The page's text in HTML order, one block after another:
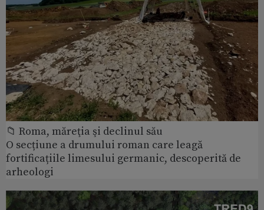
📁 Roma, măreţia şi declinul său
O secțiune a drumului roman care leagă
fortificațiile limesului germanic, descoperită de
arheologi